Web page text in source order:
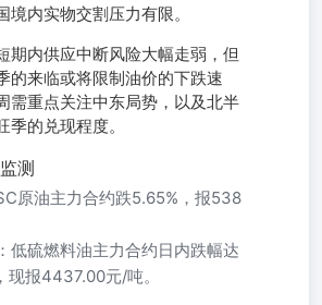
境内实物交割压力有限。
期内供应中断风险大幅走弱，但
的来临或将限制油价的下跌速
需重点关注中东局势，以及北半
季的兑现程度。
测
原油主力合约跌5.65%，报538
低硫燃料油主力合约日内跌幅达
现报4437.00元/吨。